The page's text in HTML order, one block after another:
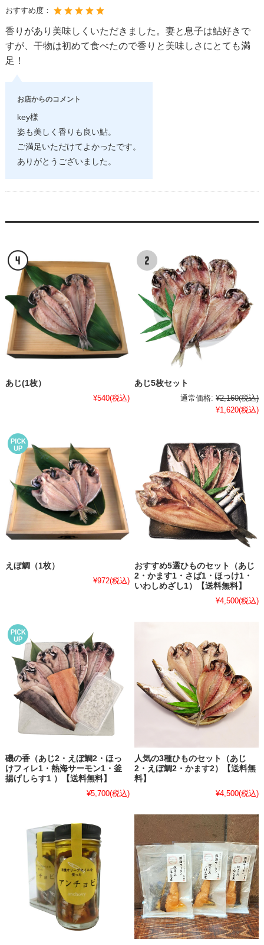
おすすめ度：
香りがあり美味しくいただきました。妻と息子は鮎好きで
すが、干物は初めて食べたので香りと美味しさにとても満
足！
お店からのコメント
key様
姿も美しく香りも良い鮎。
ご満足いただけてよかったです。
ありがとうございました。
あじ(1枚）
¥540(税込)
あじ5枚セット
通常価格: ¥2,160(税込)
¥1,620(税込)
えぼ鯛（1枚）
¥972(税込)
おすすめ5選ひものセット（あじ
2・かます1・さば1・ほっけ1・
いわしめざし1）【送料無料】
¥4,500(税込)
磯の香（あじ2・えぼ鯛2・ほっ
けフィレ1・熱海サーモン1・釜
揚げしらす1 ）【送料無料】
¥5,700(税込)
人気の3種ひものセット（あじ
2・えぼ鯛2・かます2）【送料無
料】
¥4,500(税込)